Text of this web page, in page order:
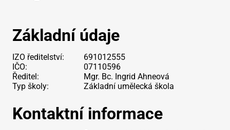
Základní údaje
IZO ředitelství:
691012555
IČO:
07110596
Ředitel:
Mgr. Bc. Ingrid Ahneová
Typ školy:
Základní umělecká škola
Kontaktní informace